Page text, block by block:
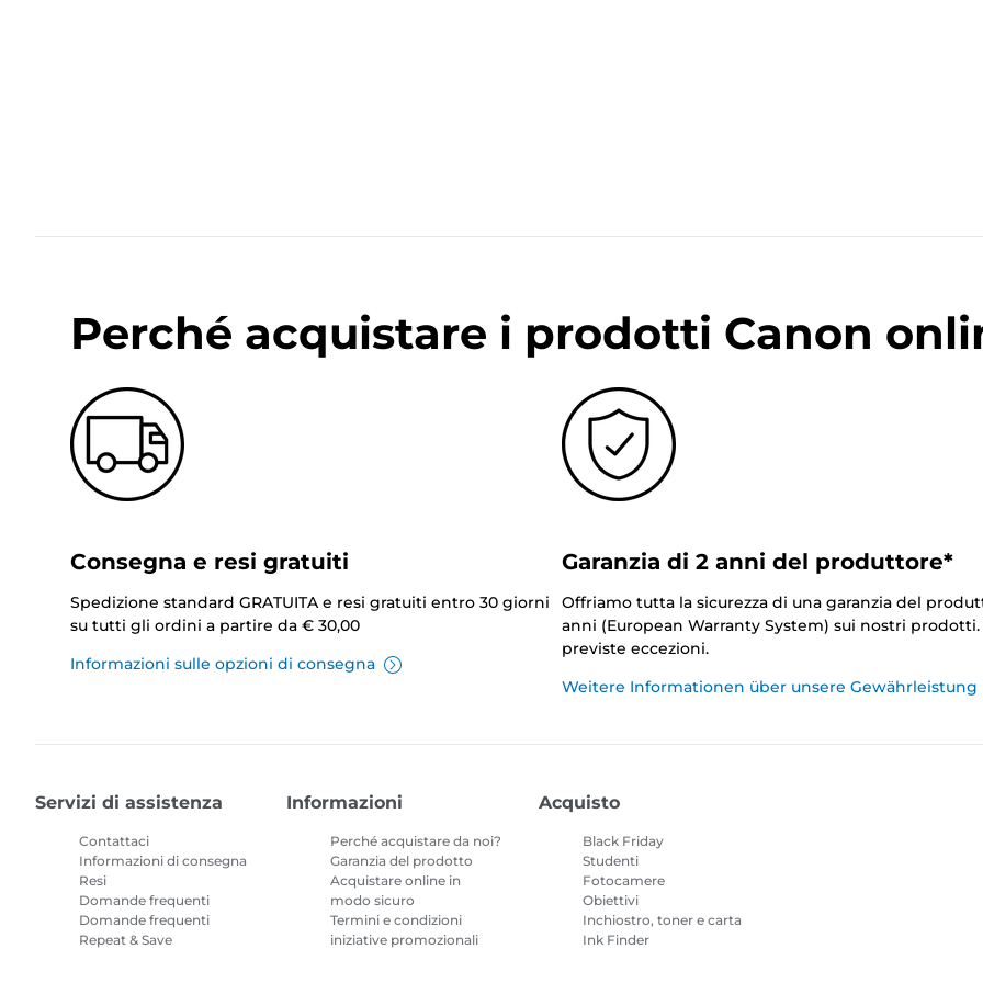
Perché acquistare i prodotti Canon
Consegna e resi gratuiti
Spedizione standard GRATUITA e resi gratuiti entro 30 giorni
su tutti gli ordini a partire da € 30,00
Informazioni sulle opzioni di consegna
Garanzia di 2 anni del produttore*
Offriamo tutta la sicurezza di una garanzia del
anni (European Warranty System) sui nostri prodotti.
previste eccezioni.
Weitere Informationen über unsere Gewährleistung
Servizi di assistenza
Contattaci
Informazioni di consegna
Resi
Domande frequenti
Domande frequenti
Repeat & Save
Informazioni
Perché acquistare da noi?
Garanzia del prodotto
Acquistare online in
modo sicuro
Termini e condizioni
iniziative promozionali
Acquisto
Black Friday
Studenti
Fotocamere
Obiettivi
Inchiostro, toner e carta
Ink Finder